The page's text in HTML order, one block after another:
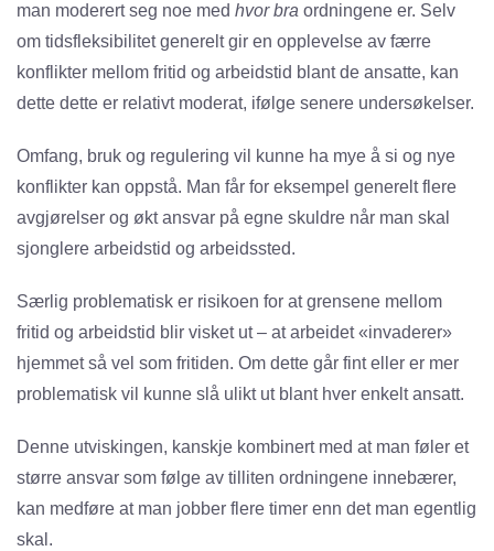
man moderert seg noe med hvor bra ordningene er. Selv
om tidsfleksibilitet generelt gir en opplevelse av færre
konflikter mellom fritid og arbeidstid blant de ansatte, kan
dette dette er relativt moderat, ifølge senere undersøkelser.
Omfang, bruk og regulering vil kunne ha mye å si og nye
konflikter kan oppstå. Man får for eksempel generelt flere
avgjørelser og økt ansvar på egne skuldre når man skal
sjonglere arbeidstid og arbeidssted.
Særlig problematisk er risikoen for at grensene mellom
fritid og arbeidstid blir visket ut – at arbeidet «invaderer»
hjemmet så vel som fritiden. Om dette går fint eller er mer
problematisk vil kunne slå ulikt ut blant hver enkelt ansatt.
Denne utviskingen, kanskje kombinert med at man føler et
større ansvar som følge av tilliten ordningene innebærer,
kan medføre at man jobber flere timer enn det man egentlig
skal.